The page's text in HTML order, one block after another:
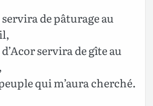
de pâturage au
servira de gîte au
qui m’aura cherché.